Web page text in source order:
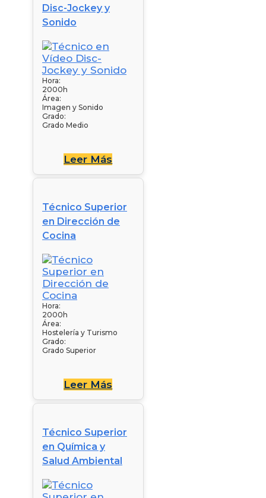
Disc-Jockey y
Sonido
Hora:
2000h
Área:
Imagen y Sonido
Grado:
Grado Medio
Leer Más
Técnico Superior
en Dirección de
Cocina
Hora:
2000h
Área:
Hostelería y Turismo
Grado:
Grado Superior
Leer Más
Técnico Superior
en Química y
Salud Ambiental